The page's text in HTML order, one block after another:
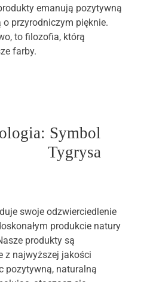
emanują pozytywną
przyrodniczym pięknie.
to filozofia, którą
farby.
Symbol
Tygrysa
swoje odzwierciedlenie
produkcie natury
produkty są
z najwyższej jakości
pozytywną, naturalną